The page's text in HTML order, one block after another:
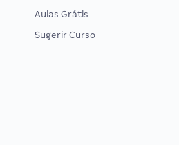
Aulas Grátis
Sugerir Curso